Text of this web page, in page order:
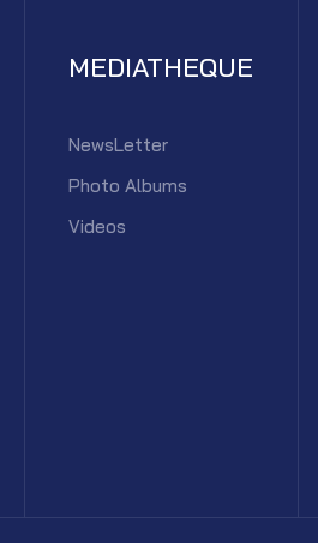
MEDIATHEQUE
NewsLetter
Photo Albums
Videos